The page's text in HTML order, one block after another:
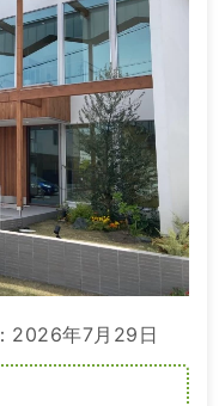
2026年7月29日